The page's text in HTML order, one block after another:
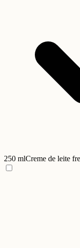
250 mlCreme de leite